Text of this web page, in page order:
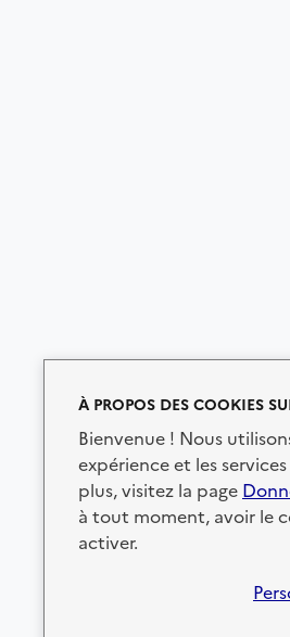
À PROPOS DES COOKIES
Bienvenue ! Nous
expérience et les
plus, visitez la page
à tout moment, avoir le
activer.